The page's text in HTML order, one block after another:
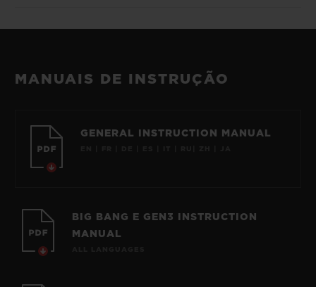
MANUAIS DE INSTRUÇÃO
GENERAL INSTRUCTION MANUAL
BIG BANG E GEN3 INSTRUCTION
MANUAL